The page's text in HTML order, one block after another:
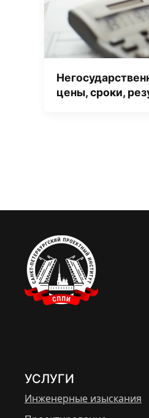
цены, сроки,
УСЛУГИ
Инженерные изыскания